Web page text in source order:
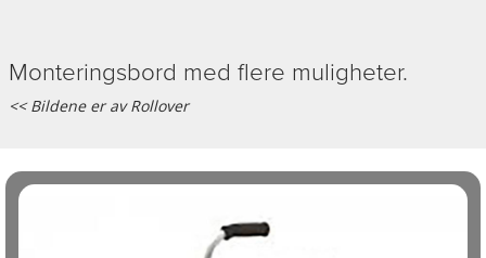
Monteringsbord med flere muligheter.
<< Bildene er av Rollover